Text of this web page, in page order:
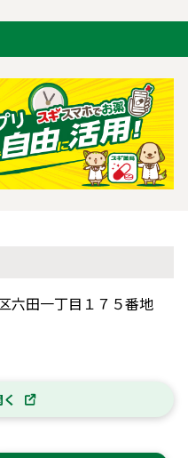
六田一丁目１７５番地